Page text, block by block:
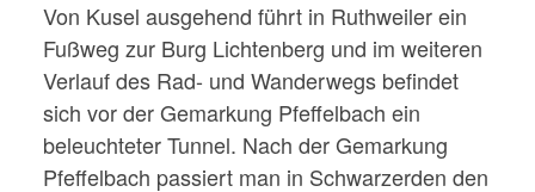
Von Kusel ausgehend führt in Ruthweiler ein
Fußweg zur Burg Lichtenberg und im weiteren
Verlauf des Rad- und Wanderwegs befindet
sich vor der Gemarkung Pfeffelbach ein
beleuchteter Tunnel. Nach der Gemarkung
Pfeffelbach passiert man in Schwarzerden den